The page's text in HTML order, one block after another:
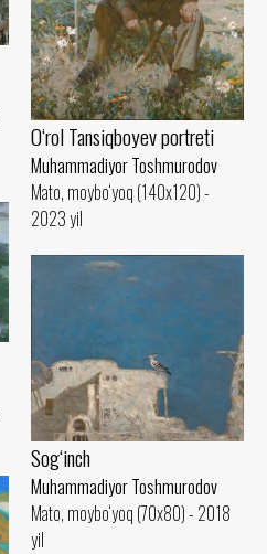
O‘rol Tansiqboyev portreti
Muhammadiyor Toshmurodov
Mato, moybo‘yoq (140x120) -
2023 yil
Sog‘inch
Muhammadiyor Toshmurodov
Mato, moybo‘yoq (70x80) - 2018
yil